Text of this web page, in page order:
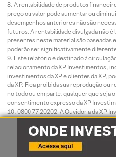
A rentabilidade de produtos
preço ou valor pode aumentar ou
desempenhos anteriores não são
futuros. A rentabilidade divulgada não
presentes neste material são baseadas
poderão ser significativamente
Este relatório é destinado à
relacionamento da XP Investimentos,
investimentos da XP e clientes da XP,
da XP. Fica proibida sua reprodução ou
no todo ou em parte, qualquer que seja
consentimento expresso da XP
0800 77 20202. A Ouvidoria da XP
com as soluções dadas pela empresa
ser realizado por meio do telefone:
O custo da operação e a política de